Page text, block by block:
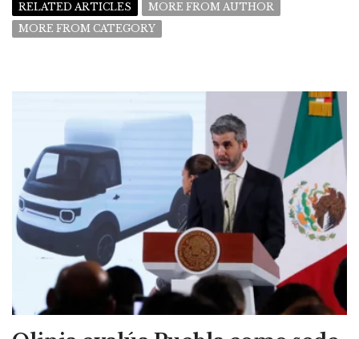
RELATED ARTICLES
MORE FROM AUTHOR
MORE FROM CATEGORY